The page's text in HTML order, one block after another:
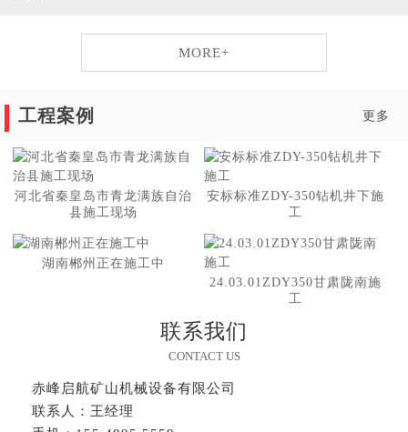
MORE+
工程案例 更多
河北省秦皇岛市青龙满族自治
县施工现场
安标标准ZDY-350钻机井下施
工
湖南郴州正在施工中
24.03.01ZDY350甘肃陇南施
工
联系我们
CONTACT US
赤峰启航矿山机械设备有限公司
联系人：王经理